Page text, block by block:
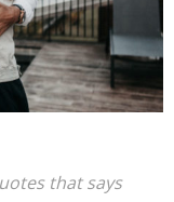
that says